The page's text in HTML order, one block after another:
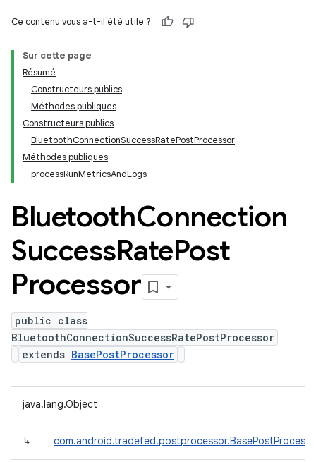
Ce contenu vous a-t-il été utile ?
Sur cette page
Résumé
Constructeurs publics
Méthodes publiques
Constructeurs publics
BluetoothConnectionSuccessRatePostProcessor
Méthodes publiques
processRunMetricsAndLogs
BluetoothConnection
SuccessRatePost
Processor
public class
BluetoothConnectionSuccessRatePostProcessor
extends BasePostProcessor
java.lang.Object
↳